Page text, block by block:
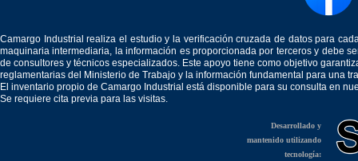
Camargo Industrial realiza el estudio y la verificación cruzada de datos para
maquinaria intermediaria, la información es proporcionada por terceros y debe
de consultores y técnicos especializados. Este apoyo tiene como objetivo
reglamentarias del Ministerio de Trabajo y la información fundamental para una
El inventario propio de Camargo Industrial está disponible para su consulta en
Se requiere cita previa para las visitas.
Desarrollado y
mantenido utilizando
tecnología: